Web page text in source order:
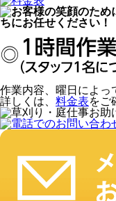
作業内容、曜日によっ
詳しくは、 料金表をご